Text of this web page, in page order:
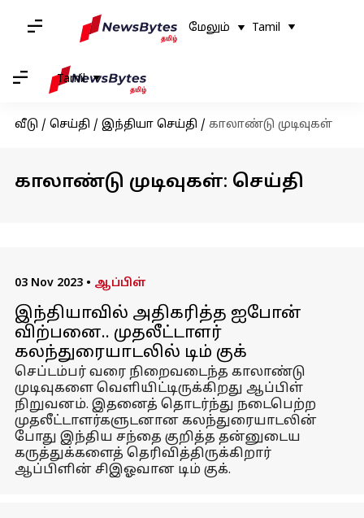
மேலும் Tamil
Tamil
வீடு / செய்தி / இந்தியா செய்தி / காலாண்டு முடிவுகள்
காலாண்டு முடிவுகள்: செய்தி
03 Nov 2023 • ஆப்பிள்
இந்தியாவில் அதிகரித்த ஐபோன்
விற்பனை.. முதலீட்டாளர்
கலந்துரையாடலில் டிம் குக்
செப்டம்பர் வரை நிறைவடைந்த காலாண்டு
முடிவுகளை வெளியிட்டிருக்கிறது ஆப்பிள்
நிறுவனம். இதனைத் தொடர்ந்து நடைபெற்ற
முதலீட்டாளர்களுடனான கலந்துரையாடலின்
போது இந்திய சந்தை குறித்த தன்னுடைய
கருத்துக்களைத் தெரிவித்திருக்கிறார்
ஆப்பிளின் சிஇஓவான டிம் குக்.